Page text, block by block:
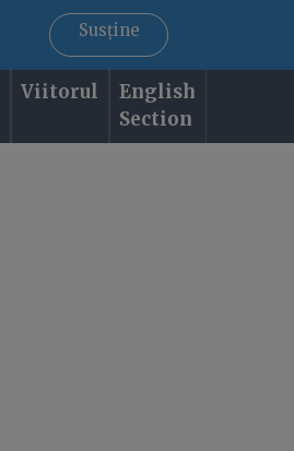
Susține
Viitorul
English
Section